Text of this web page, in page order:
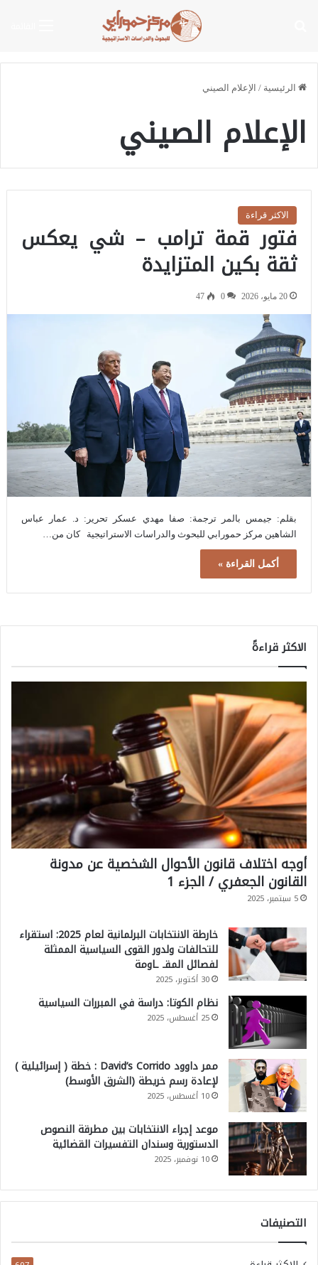
الرئيسية / الإعلام الصيني
الإعلام الصيني
الاكثر قراءة
فتور قمة ترامب – شي يعكس
ثقة بكين المتزايدة
20 مايو، 2026 0
47
بقلم: جيمس بالمر ترجمة: صفا مهدي عسكر تحرير: د. عمار عباس
الشاهين مركز حمورابي للبحوث والدراسات الاستراتيجية كان من…
أكمل القراءة »
الاكثر قراءةً
أوجه اختلاف قانون الأحوال الشخصية عن مدونة
القانون الجعفري / الجزء 1
5 سبتمبر، 2025
خارطة الانتخابات البرلمانية لعام 2025: استقراء
للتحالفات ولدور القوى السياسية الممثلة
لفصائل المقـ ـاومة
30 أكتوبر، 2025
نظام الكوتا: دراسة في المبررات السياسية
25 أغسطس، 2025
ممر داوود David’s Corrido : خطة ( إسرائيلية )
لإعادة رسم خريطة (الشرق الأوسط)
10 أغسطس، 2025
موعد إجراء الانتخابات بين مطرقة النصوص
الدستورية وسندان التفسيرات القضائية
10 نوفمبر، 2025
التصنيفات